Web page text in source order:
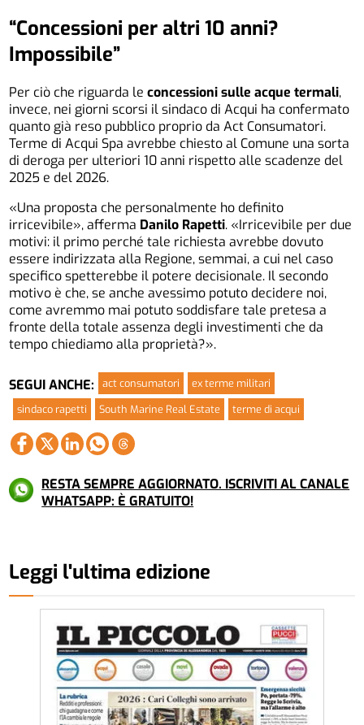
“Concessioni per altri 10 anni?
Impossibile”
Per ciò che riguarda leconcessioni sulle acque termali,
invece, nei giorni scorsi il sindaco di Acqui ha confermato
quanto già reso pubblico proprio da Act Consumatori.
Terme di Acqui Spa avrebbe chiesto al Comune una sorta
di deroga per ulteriori 10 anni rispetto alle scadenze del
2025 e del 2026.
«Una proposta che personalmente ho definito
irricevibile», afferma Danilo Rapetti. «Irricevibile per due
motivi: il primo perché tale richiesta avrebbe dovuto
essere indirizzata alla Regione, semmai, a cui nel caso
specifico spetterebbe il potere decisionale. Il secondo
motivo è che, se anche avessimo potuto decidere noi,
come avremmo mai potuto soddisfare tale pretesa a
fronte della totale assenza degli investimenti che da
tempo chiediamo alla proprietà?».
SEGUI ANCHE: act consumatori
ex terme militari
sindaco rapetti
South Marine Real Estate terme di acqui
RESTA SEMPRE AGGIORNATO. ISCRIVITI AL CANALE
WHATSAPP: È GRATUITO!
Leggi l'ultima edizione